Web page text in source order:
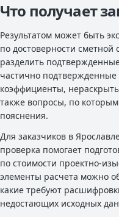
Что получает
Результатом может быть
по достоверности
разделить
частично
коэффициенты,
также вопросы, по
пояснения.
Для заказчиков в
проверка помогает
по стоимости проектно-
элементы расчета можно
какие требуют
недостающих исходных